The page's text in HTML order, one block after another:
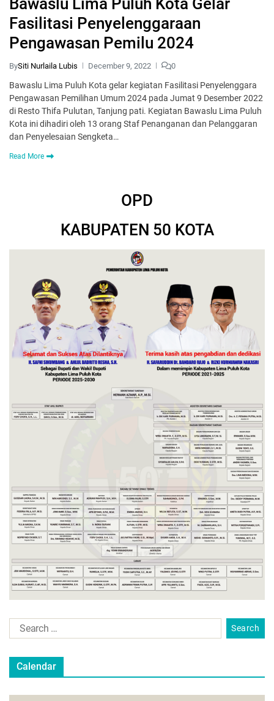
Fasilitasi Penyelenggaraan
Pengawasan Pemilu 2024
BySiti Nurlaila Lubis December 9, 2022 0
Bawaslu Lima Puluh Kota gelar kegiatan Fasilitasi Penyelenggara
Pengawasan Pemilihan Umum 2024 pada Jumat 9 Desember 2022
di Resto Thifa Pulutan, Tanjung pati. Kegiatan Bawaslu Lima Puluh
Kota ini dihadiri oleh 13 orang Staf Penanganan dan Pelanggaran
dan Penyelesaian Sengketa…
Read More
OPD
KABUPATEN 50 KOTA
Calendar